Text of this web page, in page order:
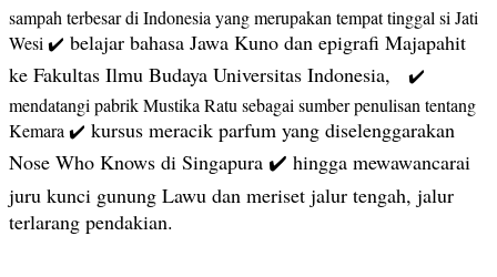
sampah terbesar di Indonesia yang merupakan tempat tinggal si Jati
Wesi ✔️ belajar bahasa Jawa Kuno dan epigrafi Majapahit
ke Fakultas Ilmu Budaya Universitas Indonesia,
✔️
mendatangi pabrik Mustika Ratu sebagai sumber penulisan tentang
Kemara ✔️ kursus meracik parfum yang diselenggarakan
Nose Who Knows di Singapura ✔️ hingga mewawancarai
juru kunci gunung Lawu dan meriset jalur tengah, jalur
terlarang pendakian.